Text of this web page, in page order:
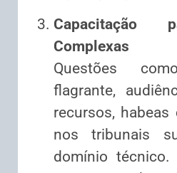
Capacitação
Complexas
Questões
flagrante,
recursos,
nos tribunais
domínio técnico.